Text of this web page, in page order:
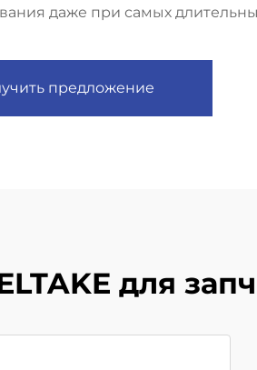
даже при самых
предложение
для